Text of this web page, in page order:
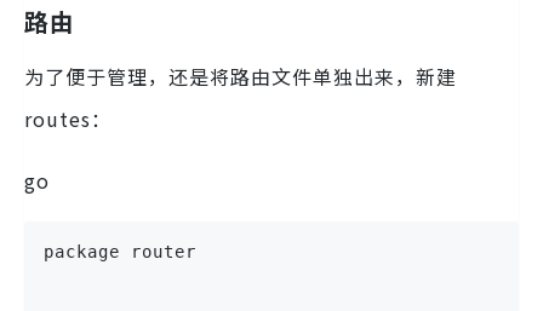
路由
为了便于管理，还是将路由文件单独出来，新建
routes：
go
package router